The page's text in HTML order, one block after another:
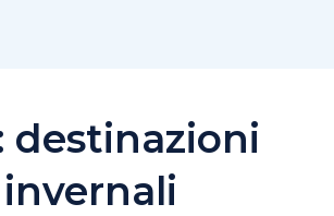
destinazioni
invernali